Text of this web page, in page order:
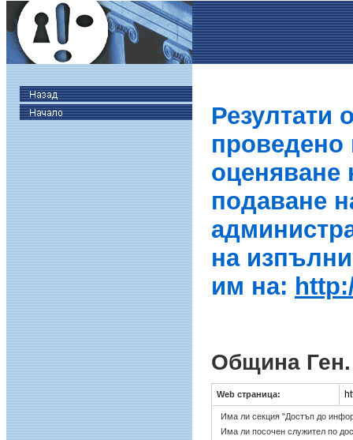
Резултати
проведено
оценяване
подаване
на
им на:
Община
Web страница:
Има ли секция "Достъп до
Има ли посочен служител по